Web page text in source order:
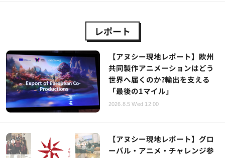
レポート
【アヌシー現地レポート】欧州
共同製作アニメーションはどう
世界へ届くのか?輸出を支える
「最後の1マイル」
2026.8.5 Wed 12:00
【アヌシー現地レポート】グロ
ーバル・アニメ・チャレンジ参